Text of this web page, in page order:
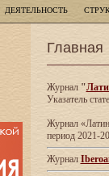
ДЕЯТЕЛЬНОСТЬ
Главная
Журнал"
Указатель
Журнал
период 2021-
Журнал